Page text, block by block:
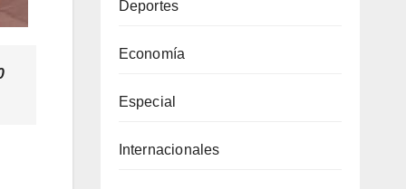
Deportes
Economía
Especial
Internacionales